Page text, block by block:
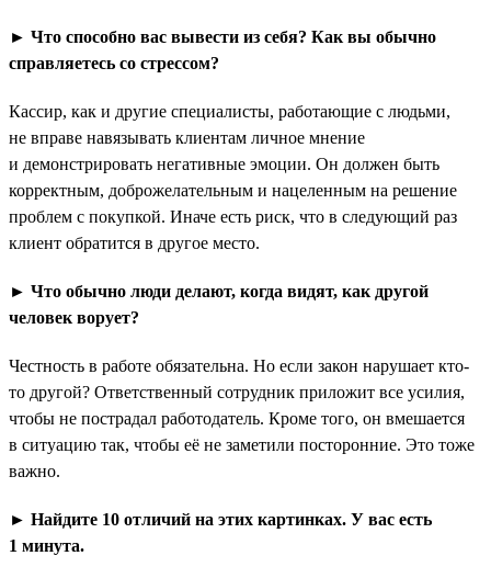
► Что способно вас вывести из себя? Как вы обычно
справляетесь со стрессом?
Кассир, как и другие специалисты, работающие с людьми,
не вправе навязывать клиентам личное мнение
и демонстрировать негативные эмоции. Он должен быть
корректным, доброжелательным и нацеленным на решение
проблем с покупкой. Иначе есть риск, что в следующий раз
клиент обратится в другое место.
► Что обычно люди делают, когда видят, как другой
человек ворует?
Честность в работе обязательна. Но если закон нарушает кто-
то другой? Ответственный сотрудник приложит все усилия,
чтобы не пострадал работодатель. Кроме того, он вмешается
в ситуацию так, чтобы её не заметили посторонние. Это тоже
важно.
► Найдите 10 отличий на этих картинках. У вас есть
1 минута.